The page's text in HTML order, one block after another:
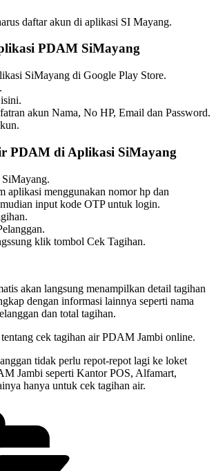
daftar akun di aplikasi SI Mayang.
PDAM SiMayang
SiMayang di Google Play Store.
akun Nama, No HP, Email dan Password.
PDAM di Aplikasi SiMayang
aplikasi menggunakan nomor hp dan
input kode OTP untuk login.
klik tombol Cek Tagihan.
akan langsung menampilkan detail tagihan
dengan informasi lainnya seperti nama
dan total tagihan.
cek tagihan air PDAM Jambi online.
tidak perlu repot-repot lagi ke loket
Jambi seperti Kantor POS, Alfamart,
hanya untuk cek tagihan air.